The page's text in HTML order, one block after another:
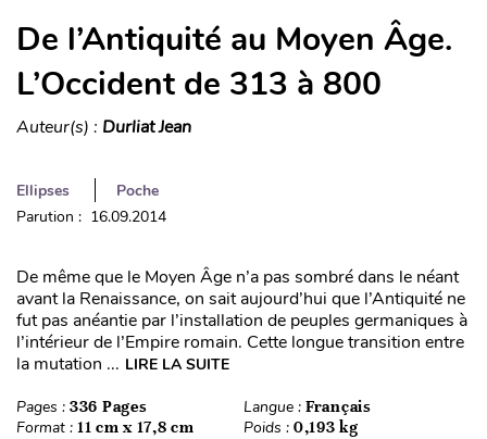
De l’Antiquité au Moyen Âge.
L’Occident de 313 à 800
Auteur(s) : Durliat Jean
Ellipses
Poche
Parution : 16.09.2014
De même que le Moyen Âge n’a pas sombré dans le néant
avant la Renaissance, on sait aujourd’hui que l’Antiquité ne
fut pas anéantie par l’installation de peuples germaniques à
l’intérieur de l’Empire romain. Cette longue transition entre
la mutation ... LIRE LA SUITE
Pages : 336 Pages Langue : Français
Format : 11 cm x 17,8 cm Poids : 0,193 kg